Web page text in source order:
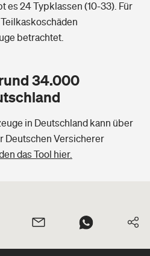
es 24 Typklassen (10-33). Für
betrachtet.
34.000
in Deutschland kann über
Deutschen Versicherer
das Tool hier.